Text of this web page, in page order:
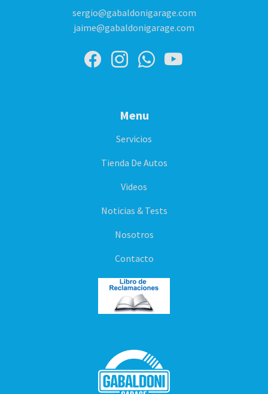
sergio@gabaldonigarage.com
jaime@gabaldonigarage.com
Menu
Servicios
Tienda De Autos
Videos
Noticias & Tests
Nosotros
Contacto